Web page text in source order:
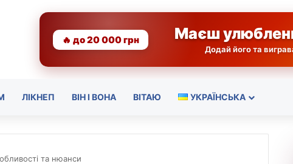
🔥 до 20 000 грн Маєш
Додай його та
ЛІКНЕП ВІН І ВОНА ВІТАЮ УКРАЇНСЬКА
та нюанси